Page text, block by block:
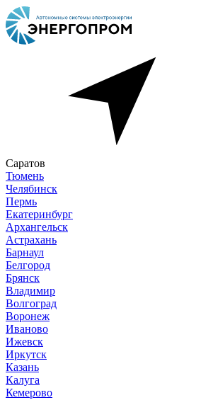
Саратов
Тюмень
Челябинск
Пермь
Екатеринбург
Архангельск
Астрахань
Барнаул
Белгород
Брянск
Владимир
Волгоград
Воронеж
Иваново
Ижевск
Иркутск
Казань
Калуга
Кемерово